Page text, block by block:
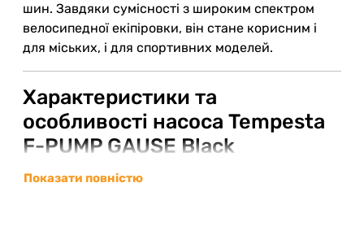
шин. Завдяки сумісності з широким спектром
велосипедної екіпіровки, він стане корисним і
для міських, і для спортивних моделей.
Характеристики та
особливості насоса Tempesta
F-PUMP GAUSE Black
Матеріал:алюмінієвий сплав – витривалість і
Показати повністю